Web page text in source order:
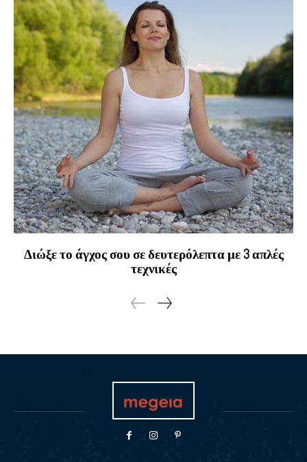
Διώξε το άγχος σου σε δευτερόλεπτα με 3 απλές
τεχνικές